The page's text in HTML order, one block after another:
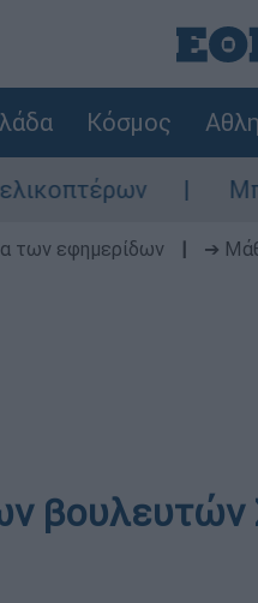
Κόσμος
Μπαράζ
των εφημερίδων ➔